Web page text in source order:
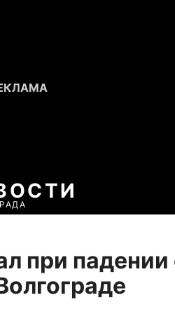
при падении